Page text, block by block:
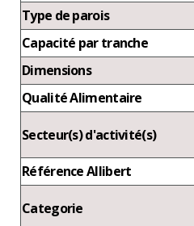
Type de parois
Capacité par tranche
Dimensions
Qualité Alimentaire
Secteur(s) d'activité(s)
Référence Allibert
Categorie